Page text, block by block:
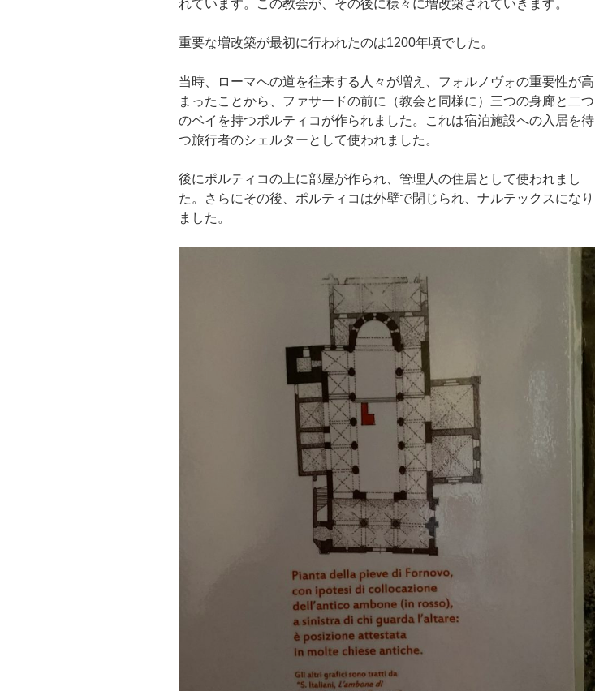
れています。この教会が、その後に様々に増改築されていきます。
重要な増改築が最初に行われたのは1200年頃でした。
当時、ローマへの道を往来する人々が増え、フォルノヴォの重要性が高
まったことから、ファサードの前に（教会と同様に）三つの身廊と二つ
のベイを持つポルティコが作られました。これは宿泊施設への入居を待
つ旅行者のシェルターとして使われました。
後にポルティコの上に部屋が作られ、管理人の住居として使われまし
た。さらにその後、ポルティコは外壁で閉じられ、ナルテックスになり
ました。